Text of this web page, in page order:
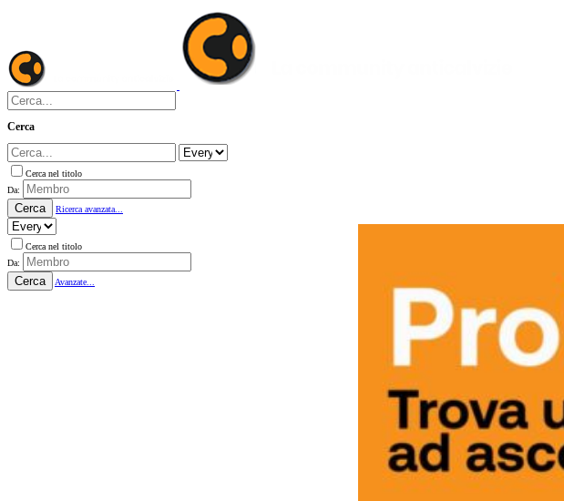
Cerca
Cerca nel titolo
Da:
Cerca Ricerca avanzata...
Cerca nel titolo
Da:
Cerca Avanzate...